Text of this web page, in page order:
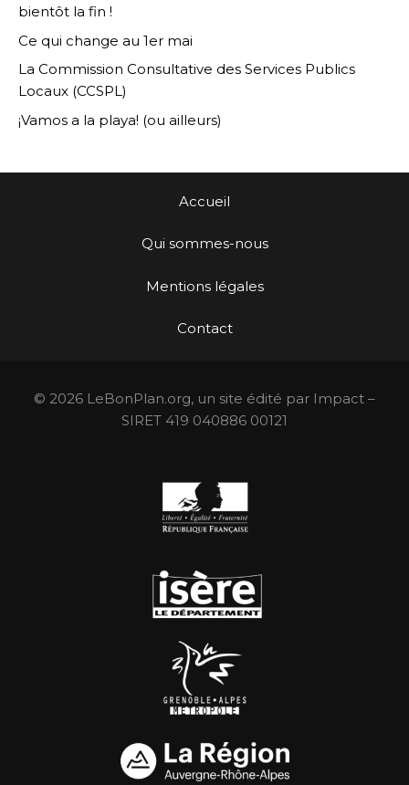
bientôt la fin !
Ce qui change au 1er mai
La Commission Consultative des Services Publics
Locaux (CCSPL)
¡Vamos a la playa! (ou ailleurs)
Accueil
Qui sommes-nous
Mentions légales
Contact
© 2026 LeBonPlan.org, un site édité par Impact –
SIRET 419 040886 00121